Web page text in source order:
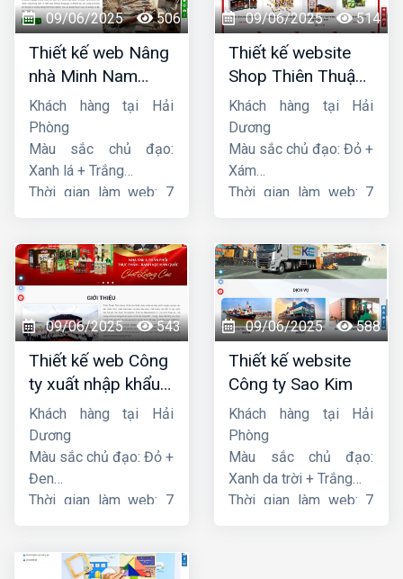
09/06/2025 506
Thiết kế web Nâng
nhà Minh Nam
Hoàng
Khách hàng tại Hải
Phòng
Màu sắc chủ đạo:
Xanh lá + Trắng
Thời gian làm web: 7
09/06/2025 514
Thiết kế website
Shop Thiên Thuận
Phát
Khách hàng tại Hải
Dương
Màu sắc chủ đạo: Đỏ +
Xám
Thời gian làm web: 7
09/06/2025 543
Thiết kế web Công
ty xuất nhập khẩu
Thiên Thuận Phát
Khách hàng tại Hải
Dương
Màu sắc chủ đạo: Đỏ +
Đen
Thời gian làm web: 7
09/06/2025 588
Thiết kế website
Công ty Sao Kim
Khách hàng tại Hải
Phòng
Màu sắc chủ đạo:
Xanh da trời + Trắng
Thời gian làm web: 7